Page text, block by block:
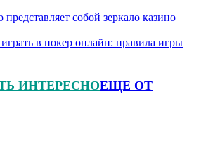
представляет собой зеркало казино
в покер онлайн: правила игры
ИНТЕРЕСНОЕЩЕ ОТ